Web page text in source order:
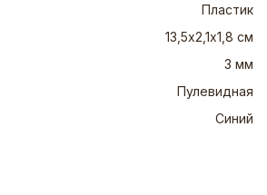
Пластик
13,5х2,1х1,8 см
3 мм
Пулевидная
Синий